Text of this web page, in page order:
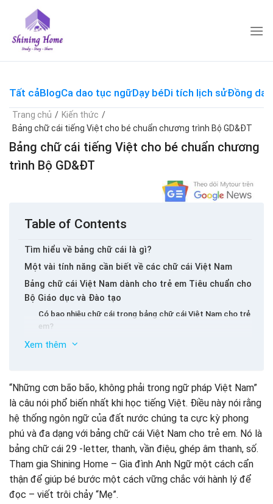
content
Tất cảBlogCa dao tục ngữDạy béDi tích lịch sửĐồng dao
Trang chủ / Kiến thức /
Bảng chữ cái tiếng Việt cho bé chuẩn chương trình Bộ GD&ĐT
Bảng chữ cái tiếng Việt cho bé chuẩn chương
trình Bộ GD&ĐT
Table of Contents
Tìm hiểu về bảng chữ cái là gì?
Một vài tính năng cần biết về các chữ cái Việt Nam
Bảng chữ cái Việt Nam dành cho trẻ em Tiêu chuẩn cho
Bộ Giáo dục và Đào tạo
Có bao nhiêu chữ cái trong bảng chữ cái Việt Nam cho trẻ
em?
Có bao nhiêu loại bảng chữ cái trong tiếng Việt?
Nguyên âm bằng bảng chữ cái Việt Nam
Phụ âm trong bảng chữ cái Việt Nam cho em bé
Thanh đánh dấu trong bảng chữ cái Việt Nam
Ứng dụng cho trẻ em để cải thiện kiến ​​thức – Vmonkey
Xem thêm
“Những cơn bão bão, không phải trong ngữ pháp Việt Nam”
là câu nói phổ biến nhất khi học tiếng Việt. Điều này nói rằng
hệ thống ngôn ngữ của đất nước chúng ta cực kỳ phong
phú và đa dạng với bảng chữ cái Việt Nam cho trẻ em. Nó là
bảng chữ cái 29 -letter, thanh, vần điệu, ghép âm thanh, số.
Tham gia Shining Home – Gia đình Anh Ngữ một cách cẩn
thận để giúp bé bước một cách vững chắc với hành lý để
đọc – viết trôi chảy “Mẹ”.